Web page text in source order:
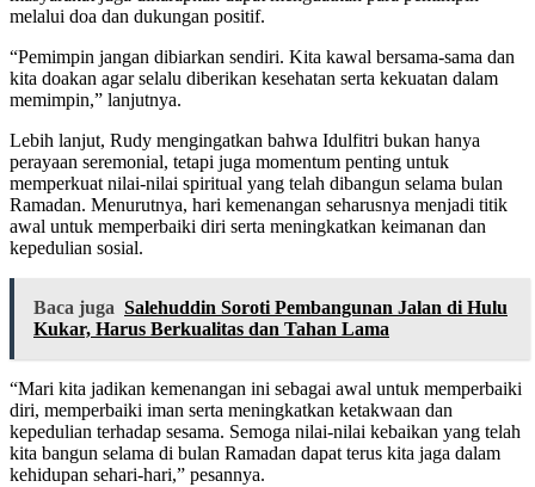
melalui doa dan dukungan positif.
“Pemimpin jangan dibiarkan sendiri. Kita kawal bersama-sama dan
kita doakan agar selalu diberikan kesehatan serta kekuatan dalam
memimpin,” lanjutnya.
Lebih lanjut, Rudy mengingatkan bahwa Idulfitri bukan hanya
perayaan seremonial, tetapi juga momentum penting untuk
memperkuat nilai-nilai spiritual yang telah dibangun selama bulan
Ramadan. Menurutnya, hari kemenangan seharusnya menjadi titik
awal untuk memperbaiki diri serta meningkatkan keimanan dan
kepedulian sosial.
Baca juga Salehuddin Soroti Pembangunan Jalan di Hulu
Kukar, Harus Berkualitas dan Tahan Lama
“Mari kita jadikan kemenangan ini sebagai awal untuk memperbaiki
diri, memperbaiki iman serta meningkatkan ketakwaan dan
kepedulian terhadap sesama. Semoga nilai-nilai kebaikan yang telah
kita bangun selama di bulan Ramadan dapat terus kita jaga dalam
kehidupan sehari-hari,” pesannya.